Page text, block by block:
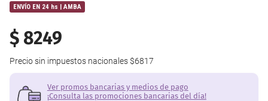
ENVÍO EN 24 hs | AMBA
$ 8249
Precio sin impuestos nacionales $6817
Ver promos bancarias y medios de pago
¡Consulta las promociones bancarias del día!